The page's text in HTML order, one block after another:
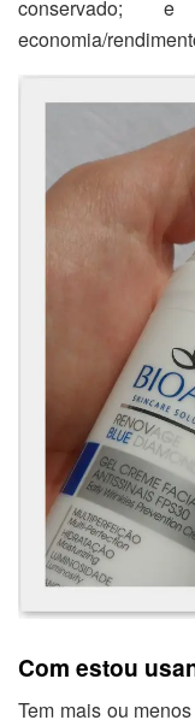
conservado;
economia/
Com estou
Tem mais ou